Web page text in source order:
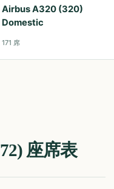
Airbus A320 (320)
Domestic
171 席
座席表